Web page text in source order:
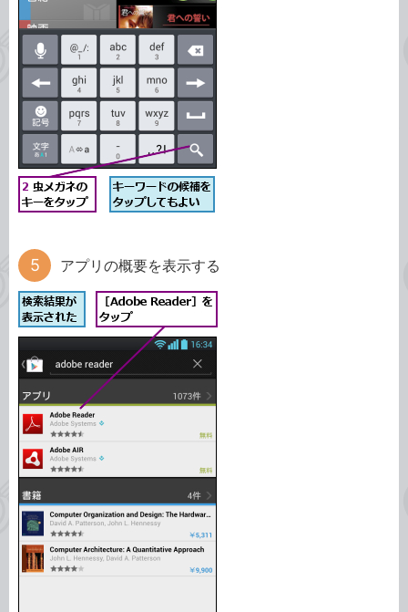
アプリの概要を表示する